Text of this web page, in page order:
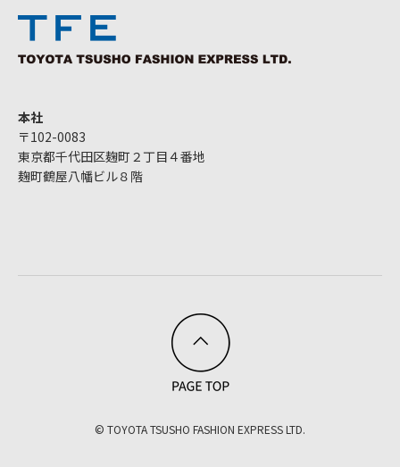
本社
〒102-0083
東京都千代田区麹町２丁目４番地
麹町鶴屋八幡ビル８階
© TOYOTA TSUSHO FASHION EXPRESS LTD.